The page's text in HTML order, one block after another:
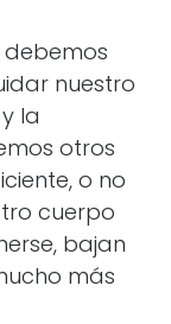
debemos
nuestro
la
otros
o no
cuerpo
bajan
más